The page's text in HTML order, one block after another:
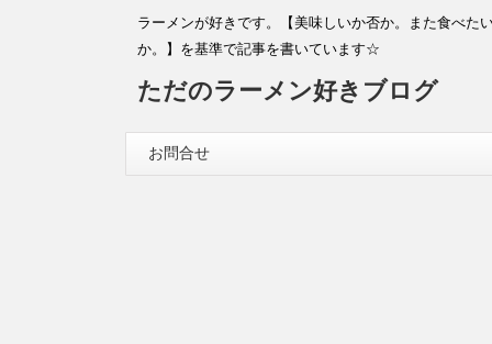
ラーメンが好きです。【美味しいか否か。また食べた
か。】を基準で記事を書いています☆
ただのラーメン好きブログ
お問合せ